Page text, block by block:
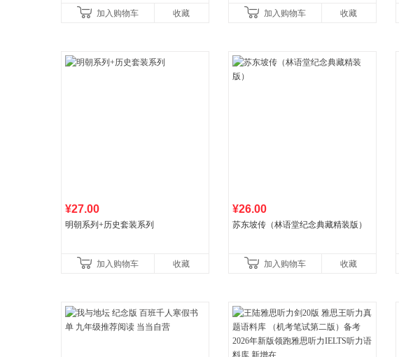
加入购物车 收藏 加入购物车 收藏
¥27.00
明朝系列+历史套装系列
加入购物车 收藏
¥26.00
苏东坡传（林语堂纪念典藏精装版）
加入购物车 收藏